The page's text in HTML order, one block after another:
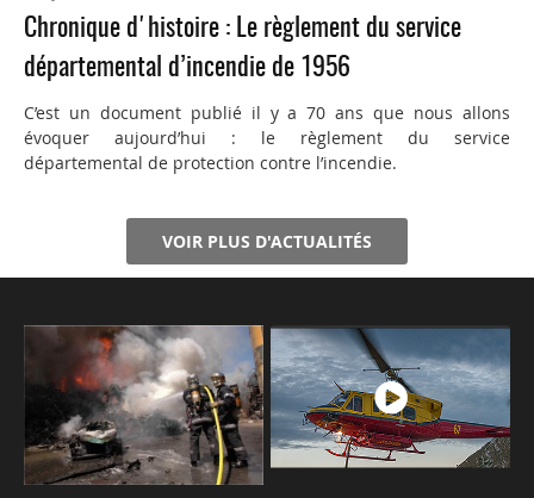
Chronique d'histoire : Le règlement du service
départemental d’incendie de 1956
C’est un document publié il y a 70 ans que nous allons
évoquer aujourd’hui : le règlement du service
départemental de protection contre l’incendie.
VOIR PLUS D'ACTUALITÉS